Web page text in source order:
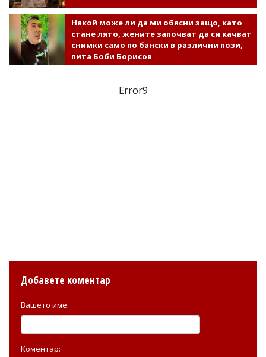
Някой може ли да ми обясни защо, като
стане лято, жените започват да си качват
снимки само по бански в различни пози,
пита Боби Борисов
Error9
Добавете коментар
Вашето име:
Коментар: